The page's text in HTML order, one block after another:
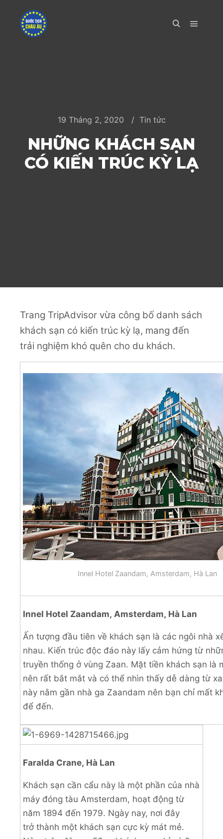
19 Tháng 2, 2020 Tin tức
NHỮNG KHÁCH SẠN
CÓ KIẾN TRÚC KỲ LẠ
Trang TripAdvisor vừa công bố danh sách
khách sạn có kiến trúc kỳ lạ, mang đến
trải nghiệm khó quên cho du khách.
Innel Hotel Zaandam, Amsterdam, Hà Lan
Innel Hotel Zaandam, Amsterdam, Hà Lan
Ấn tượng đầu tiên về khách sạn là các ngôi nhà
nhau. Kiến trúc độc đáo này lấy cảm hứng từ
truyền thống ở vùng Zaan. Mặt tiền khách sạn là
nên rất bắt mắt và có thể nhìn thấy dễ dàng từ
này nằm gần nhà ga Zaandam nên bạn chỉ mất
để đến.
Faralda Crane, Hà Lan
Khách sạn cần cẩu này là một phần của nhà
máy đóng tàu Amsterdam, hoạt động từ
năm 1894 đến 1979. Ngày nay, nơi đây
trở thành một khách sạn cực kỳ mát mẻ.